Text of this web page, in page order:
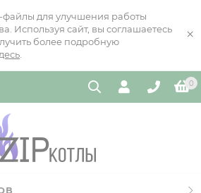
для улучшения работы
Используя сайт, вы соглашаетесь
более подробную
×
0